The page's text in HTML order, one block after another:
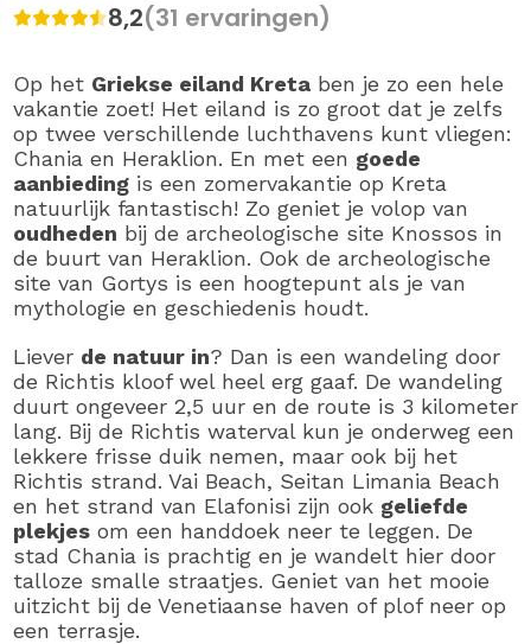
8,2(31 ervaringen)
Op het Griekse eiland Kretaben je zo een hele
vakantie zoet! Het eiland is zo groot dat je zelfs
op twee verschillende luchthavens kunt vliegen:
Chania en Heraklion. En met een goede
aanbiedingis een zomervakantie op Kreta
natuurlijk fantastisch! Zo geniet je volop van
oudheden bij de archeologische site Knossos in
de buurt van Heraklion. Ook de archeologische
site van Gortys is een hoogtepunt als je van
mythologie en geschiedenis houdt.
Liever de natuur in? Dan is een wandeling door
de Richtis kloof wel heel erg gaaf. De wandeling
duurt ongeveer 2,5 uur en de route is 3 kilometer
lang. Bij de Richtis waterval kun je onderweg een
lekkere frisse duik nemen, maar ook bij het
Richtis strand. Vai Beach, Seitan Limania Beach
en het strand van Elafonisi zijn ook geliefde
plekjesom een handdoek neer te leggen. De
stad Chania is prachtig en je wandelt hier door
talloze smalle straatjes. Geniet van het mooie
uitzicht bij de Venetiaanse haven of plof neer op
een terrasje.